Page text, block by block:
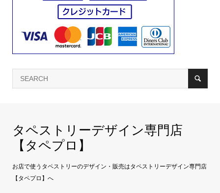
タペストリーデザイン専門店
【タペプロ】
お店で使うタペストリーのデザイン・販売はタペストリーデザイン専門店
【タペプロ】へ